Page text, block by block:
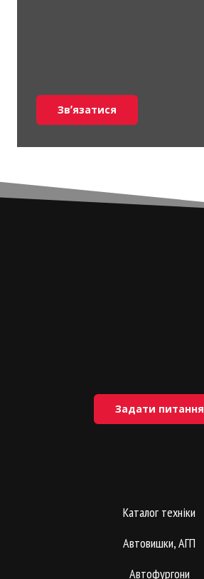
Звʼязатися
Задати питання
Каталог техніки
Автовишки, АГП
Автофургони